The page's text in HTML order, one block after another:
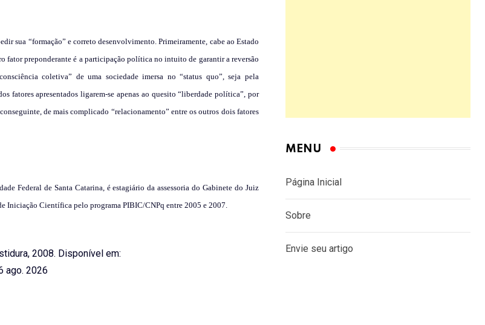
sua “formação” e correto desenvolvimento. Primeiramente, cabe ao Estado
fator preponderante é a participação política no intuito de garantir a reversão
coletiva” de uma sociedade imersa no “status quo”, seja pela
fatores apresentados ligarem-se apenas ao quesito “liberdade política”, por
de mais complicado “relacionamento” entre os outros dois fatores
Federal de Santa Catarina, é estagiário da assessoria do Gabinete do Juiz
Iniciação Científica pelo programa PIBIC/CNPq entre 2005 e 2007.
2008. Disponível em:
ago. 2026
MENU
Página Inicial
Sobre
Envie seu artigo